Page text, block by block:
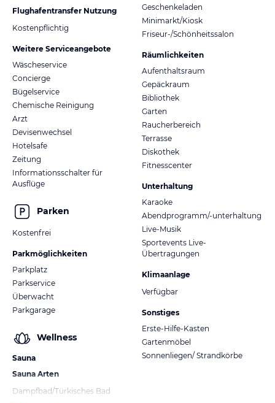
Flughafentransfer Nutzung
Kostenpflichtig
Weitere Serviceangebote
Wäscheservice
Concierge
Bügelservice
Chemische Reinigung
Arzt
Devisenwechsel
Hotelsafe
Zeitung
Informationsschalter für
Ausflüge
Parken
Kostenfrei
Parkmöglichkeiten
Parkplatz
Parkservice
Überwacht
Parkgarage
Wellness
Sauna
Sauna Arten
Dampfbad/Türkisches Bad
Geschenkeladen
Minimarkt/Kiosk
Friseur-/Schönheitssalon
Räumlichkeiten
Aufenthaltsraum
Gepäckraum
Bibliothek
Garten
Raucherbereich
Terrasse
Diskothek
Fitnesscenter
Unterhaltung
Karaoke
Abendprogramm/-unterhaltung
Live-Musik
Sportevents Live-
Übertragungen
Klimaanlage
Verfügbar
Sonstiges
Erste-Hilfe-Kasten
Gartenmöbel
Sonnenliegen/ Strandkörbe